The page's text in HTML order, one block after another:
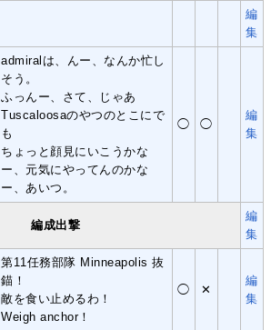
編
集
admiralは、んー、なんか忙し
そう。
ふっんー、さて、じゃあ
Tuscaloosaのやつのとこにで
も
ちょっと顔見にいこうかな
ー、元気にやってんのかな
ー、あいつ。
◯ ◯
編
集
編成出撃
編
集
第11任務部隊 Minneapolis 抜
錨！
敵を食い止めるわ！
Weigh anchor！
◯ ✕
編
集